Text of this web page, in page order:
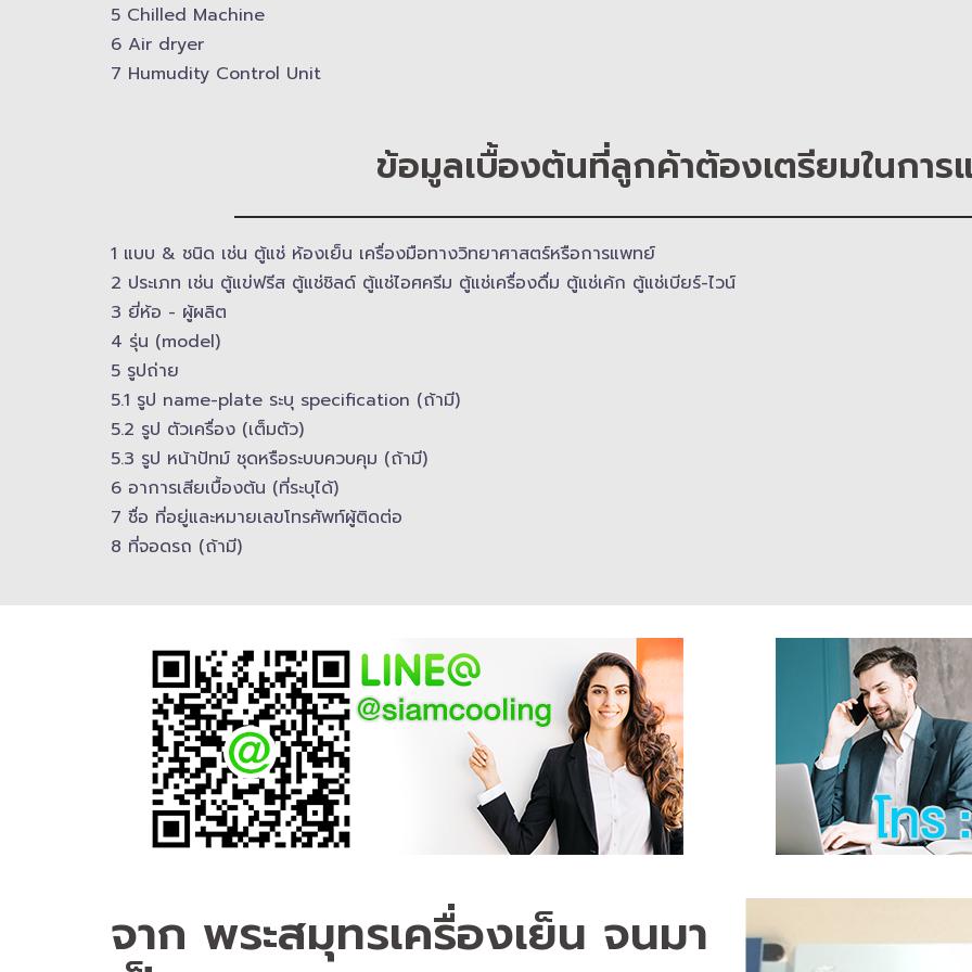
4 ตู้น้ำดื่มสแตนเลส​ 4 ~ 6 ก๊อก
5 Chilled Mac​hine
6 Air dryer
ข้อมูลเบื้องต้นที่ลูกค้าต้องเตรียมในการ
1 แบบ & ​ชนิด เช่น ตู้แช่ ห้องเย็น เครื่องมือทางวิทยาศาสตร์​หรือการแพทย์
2 ประเภท เช่น ตู้แข่ฟรีส ตู้แช่ชิลด์ ตู้แช่ไอศครีม ตู้แช่เครื่องดื่ม ตู้แช่เค้ก ตู้แช่เบียร์-ไวน์
3 ยี่ห้อ -​ ผู้ผลิต
4 รุ่น (model)
5 รูปถ่าย
5.1 รูป name-plate ระบุ specification (ถ้ามี)
5.2 รูป ตัวเครื่อง (เต็มตัว)
5.3 รูป หน้าปัทม์ ชุดหรือระบบควบคุม (ถ้ามี)​
6 อาการเสียเบื้องต้น (ที่ระบุได้)
7 ชื่อ ที่อยู่และ​หมายเลขโทรศัพท์​ผู้ติดต่อ
จาก พระสมุทรเครื่องเย็น จนมา